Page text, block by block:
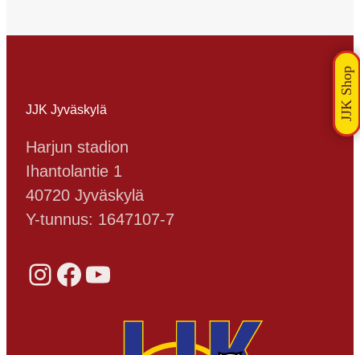
JJK Jyväskylä
Harjun stadion
Ihantolantie 1
40720 Jyväskylä
Y-tunnus: 1647107-7
Instagram Facebook YouTube